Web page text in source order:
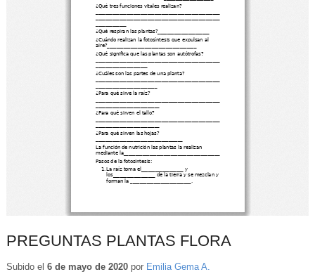
PREGUNTAS PLANTAS FLORA
Subido el 6 de mayo de 2020por Emilia Gema A.